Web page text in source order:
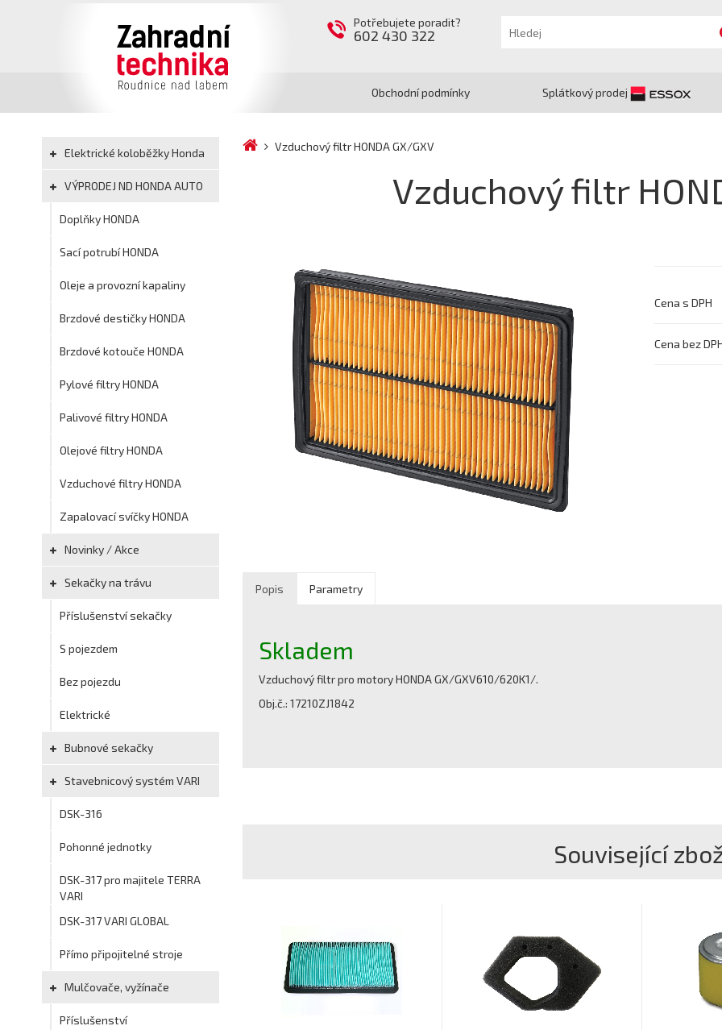
Potřebujete poradit?
602 430 322
Obchodní podmínky Splátkový prodej
Elektrické koloběžky Honda
VÝPRODEJ ND HONDA AUTO
Doplňky HONDA
Sací potrubí HONDA
Oleje a provozní kapaliny
Brzdové destičky HONDA
Brzdové kotouče HONDA
Pylové filtry HONDA
Palivové filtry HONDA
Olejové filtry HONDA
Vzduchové filtry HONDA
Zapalovací svíčky HONDA
Novinky / Akce
Sekačky na trávu
Příslušenství sekačky
S pojezdem
Bez pojezdu
Elektrické
Bubnové sekačky
Stavebnicový systém VARI
DSK-316
Pohonné jednotky
DSK-317 pro majitele TERRA
VARI
DSK-317 VARI GLOBAL
Přímo připojitelné stroje
Mulčovače, vyžínače
Příslušenství
Vzduchový filtr HONDA GX/GXV
Vzduchový filtr
Cena s DPH
Cena bez
Popis Parametry
Skladem
Vzduchový filtr pro motory HONDA GX/GXV610/620K1/.
Obj.č.: 17210ZJ1842
Související